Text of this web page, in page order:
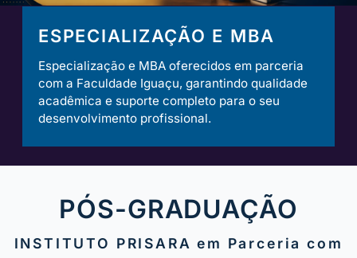
ESPECIALIZAÇÃO E MBA
Especialização e MBA oferecidos em parceria
com a Faculdade Iguaçu, garantindo qualidade
acadêmica e suporte completo para o seu
desenvolvimento profissional.
PÓS-GRADUAÇÃO
INSTITUTO PRISARA em Parceria com